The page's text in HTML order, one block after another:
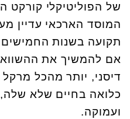
של הפוליטיקלי קורקט
המוסד הארכאי עדיין
תקועה בשנות
אם להמשיך את
דיסני, יותר מהכל
כלואה בחיים שלא שלה,
ועמוקה.